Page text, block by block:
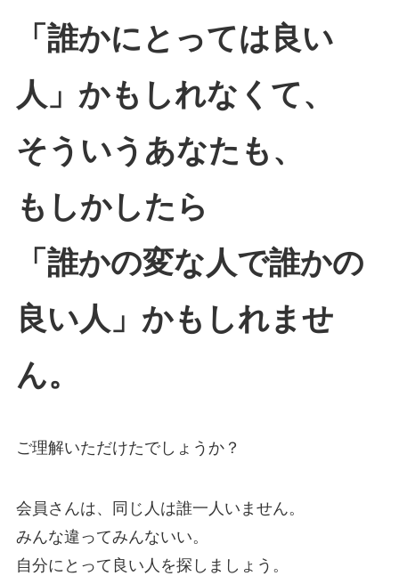
「誰かにとっては良い
人」かもしれなくて、
そういうあなたも、
もしかしたら
「誰かの変な人で誰かの
良い人」かもしれませ
ん。
ご理解いただけたでしょうか？
会員さんは、同じ人は誰一人いません。
みんな違ってみんないい。
自分にとって良い人を探しましょう。